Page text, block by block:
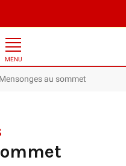
MENU
au sommet